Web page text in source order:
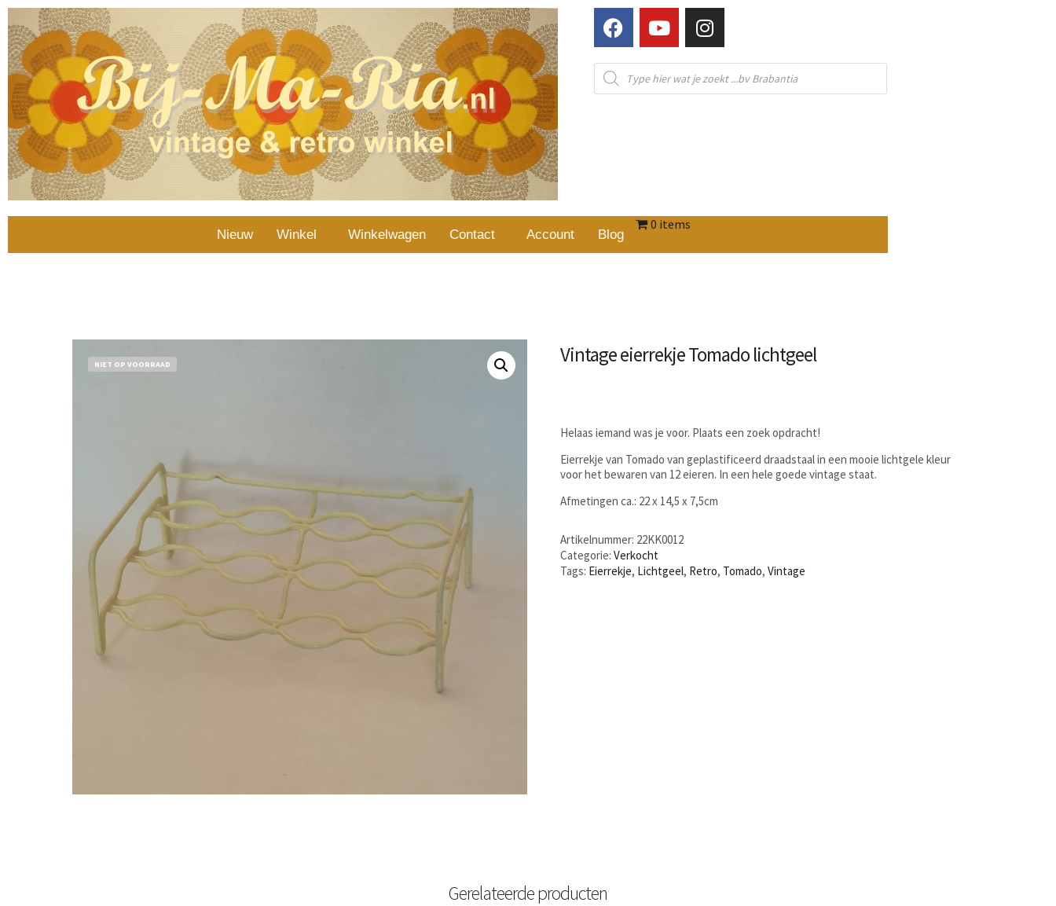
Nieuw Winkel Winkelwagen Contact Account Blog
0 items
NIET OP VOORRAAD Vintage eierrekje Tomado lichtgeel
Helaas iemand was je voor. Plaats een zoek opdracht!
Eierrekje van Tomado van geplastificeerd draadstaal in een mooie lichtgele kleur
voor het bewaren van 12 eieren. In een hele goede vintage staat.
Afmetingen ca.: 22 x 14,5 x 7,5cm
Artikelnummer: 22KK0012
Categorie:Verkocht
Tags: Eierrekje, Lichtgeel, Retro, Tomado,Vintage
Gerelateerde producten